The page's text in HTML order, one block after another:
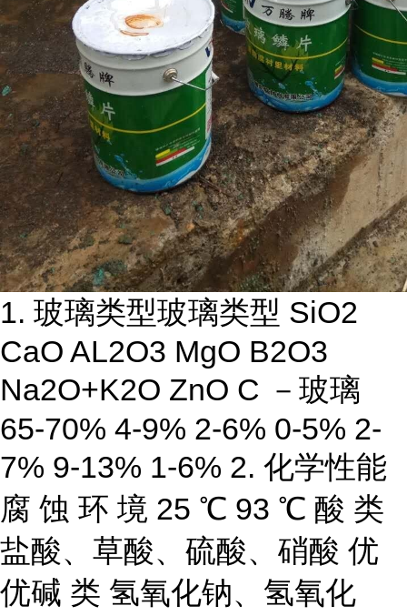
1. 玻璃类型玻璃类型 SiO2
CaO AL2O3 MgO B2O3
Na2O+K2O ZnO C －玻璃
65-70% 4-9% 2-6% 0-5% 2-
7% 9-13% 1-6% 2. 化学性能
腐 蚀 环 境 25 ℃ 93 ℃ 酸 类
盐酸、草酸、硫酸、硝酸 优
优碱 类 氢氧化钠、氢氧化